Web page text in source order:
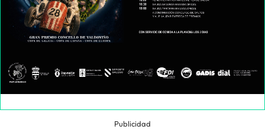
Publicidad